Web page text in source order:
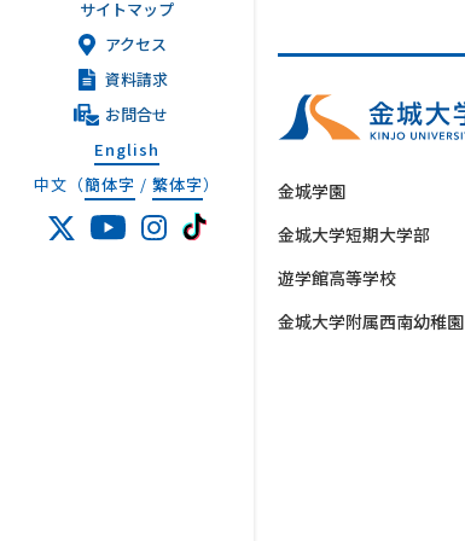
サイトマップ
アクセス
資料請求
お問合せ
English
中文（簡体字 / 繁体字）
金城学園
金城大学短期大学部
遊学館高等学校
金城大学附属西南幼稚園